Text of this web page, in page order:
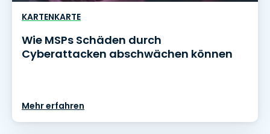
KARTENKARTE
Wie MSPs Schäden durch
Cyberattacken abschwächen können
Mehr erfahren